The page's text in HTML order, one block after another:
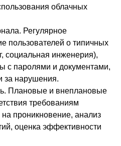
облачных
Регулярное
пользователей о типичных
социальная инженерия),
с паролями и документами,
за нарушения.
Плановые и внеплановые
требованиям
на проникновение, анализ
оценка эффективности